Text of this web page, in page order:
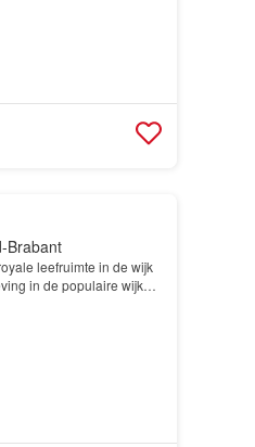
Brabant
leefruimte in de wijk
in de populaire wijk